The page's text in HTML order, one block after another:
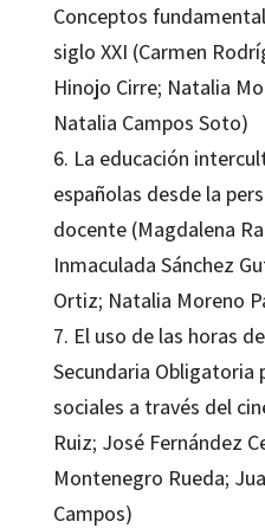
Conceptos
siglo XXI (Carmen
Hinojo Cirre; Natalia
Natalia Campos Soto)
6. La educación
españolas desde la
docente (Magdalena
Inmaculada Sánchez
Ortiz; Natalia Moreno
7. El uso de las horas
Secundaria Obligatoria
sociales a través del
Ruiz; José Fernández
Montenegro Rueda;
Campos)